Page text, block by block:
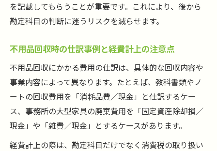
を記載してもらうことが重要です。これにより、後から
勘定科目の判断に迷うリスクを減らせます。
不用品回収時の仕訳事例と経費計上の注意点
不用品回収にかかる費用の仕訳は、具体的な回収内容や
事業内容によって異なります。たとえば、教科書類やノ
ートの回収費用を「消耗品費／現金」と仕訳するケー
ス、事務所の大型家具の廃棄費用を「固定資産除却損／
現金」や「雑費／現金」とするケースがあります。
経費計上の際は、勘定科目だけでなく消費税の取り扱い